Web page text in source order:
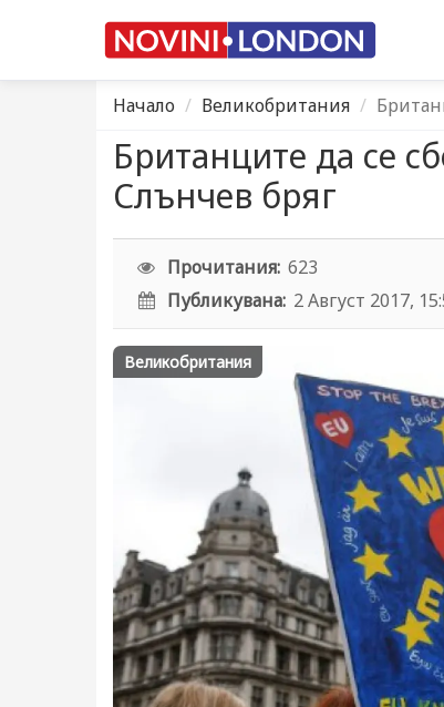
Начало Великобритания
Британците да се
Слънчев бряг
Прочитания: 623
Публикувана: 2 Август 2017,
Великобритания